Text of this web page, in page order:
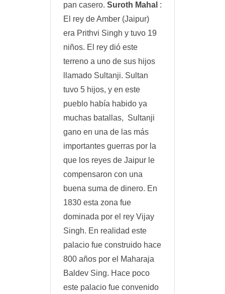
pan casero. Suroth Mahal :
El rey de Amber (Jaipur)
era Prithvi Singh y tuvo 19
niños. El rey dió este
terreno a uno de sus hijos
llamado Sultanji. Sultan
tuvo 5 hijos, y en este
pueblo había habido ya
muchas batallas, Sultanji
gano en una de las más
importantes guerras por la
que los reyes de Jaipur le
compensaron con una
buena suma de dinero. En
1830 esta zona fue
dominada por el rey Vijay
Singh. En realidad este
palacio fue construido hace
800 años por el Maharaja
Baldev Sing. Hace poco
este palacio fue convenido